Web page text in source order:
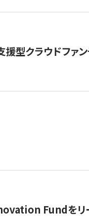
型クラウドファン
Fundを